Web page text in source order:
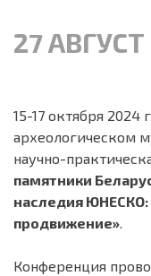
27 АВГУСТ
15-17 октября
археологическом
научно-
памятники
наследия ЮНЕСКО:
продвижение».
Конференция